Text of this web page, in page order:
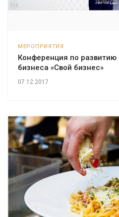
МЕРОПРИЯТИЯ
Конференция по развитию
бизнеса «Свой бизнес»
07.12.2017